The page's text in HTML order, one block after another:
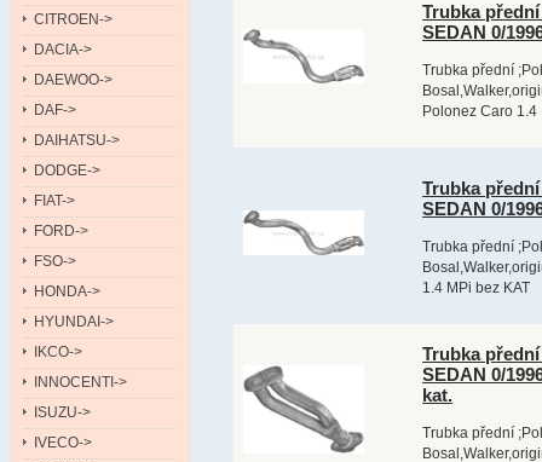
CITROEN->
DACIA->
DAEWOO->
DAF->
DAIHATSU->
DODGE->
FIAT->
FORD->
FSO->
HONDA->
HYUNDAI->
IKCO->
INNOCENTI->
ISUZU->
IVECO->
Trubka přední
SEDAN 0/
Trubka přední
Polonez Caro 1.4
Trubka přední
SEDAN 0/
Trubka přední
1.4 MPi bez KAT
Trubka přední
SEDAN 0/
kat.
Trubka přední